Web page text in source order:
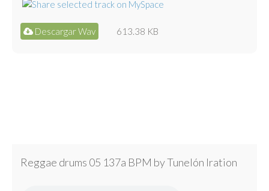
Descargar Wav 613.38 KB
Reggae drums 05 137a BPM by Tunelón Iration